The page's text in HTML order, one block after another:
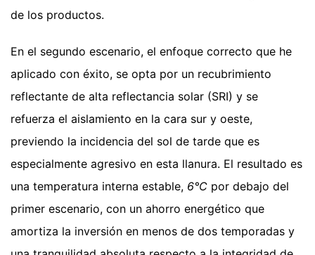
de los productos.
En el segundo escenario, el enfoque correcto que he
aplicado con éxito, se opta por un recubrimiento
reflectante de alta reflectancia solar (SRI) y se
refuerza el aislamiento en la cara sur y oeste,
previendo la incidencia del sol de tarde que es
especialmente agresivo en esta llanura. El resultado es
una temperatura interna estable, 6°C por debajo del
primer escenario, con un ahorro energético que
amortiza la inversión en menos de dos temporadas y